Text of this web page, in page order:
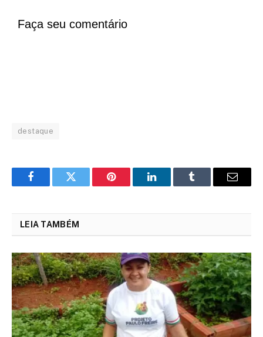
Faça seu comentário
destaque
FacebookTwitter Pinterest LinkedInTumblr Email
LEIA TAMBÉM